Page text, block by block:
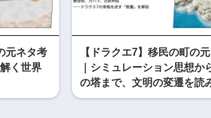
元ネタ考
く世界
【ドラクエ7】移民の町の
｜シミュレーション思想か
の塔まで、文明の変遷を読